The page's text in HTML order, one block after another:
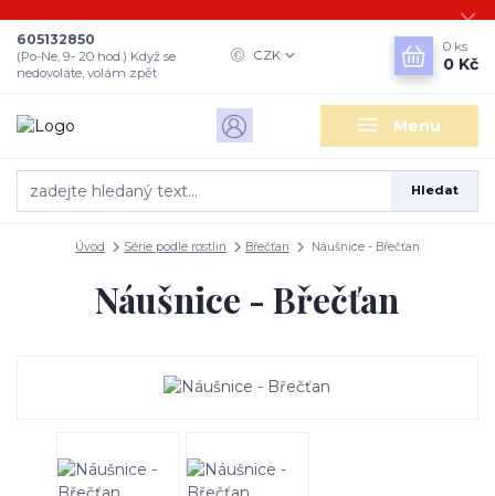
Menu
CZK
Hledat
605132850
(Po-Ne, 9- 20 hod.) Když se
nedovoláte, volám zpět
0 ks
0 Kč
Úvod Série podle rostlin Břečťan Náušnice - Břečťan
Náušnice - Břečťan